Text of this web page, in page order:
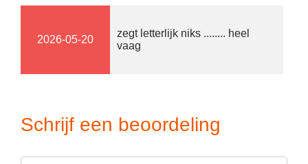
2026-05-20
zegt letterlijk niks ........ heel
vaag
Schrijf een beoordeling